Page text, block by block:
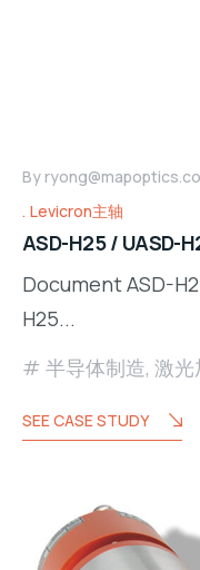
By
Levicron主轴
ASD-H25 / UASD-
Document ASD-
H25...
半导体制造, 激光
SEE CASE STUDY